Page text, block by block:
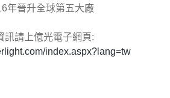
年晉升全球第五大廠
訊請上億光電子網頁:
index.aspx?lang=tw